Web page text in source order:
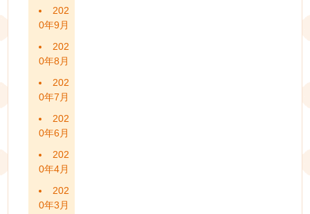
202
0年9月
202
0年8月
202
0年7月
202
0年6月
202
0年4月
202
0年3月